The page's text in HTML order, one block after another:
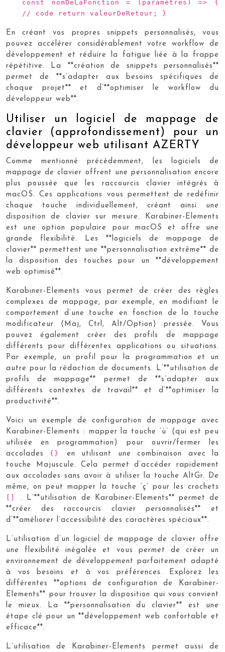
const nomDeLaFonction = (paramètres) => {
// code return valeurDeRetour; }
En créant vos propres snippets personnalisés, vous
pouvez accélérer considérablement votre workflow de
développement et réduire la fatigue liée à la frappe
répétitive. La **création de snippets personnalisés**
permet de **s’adapter aux besoins spécifiques de
chaque projet** et d’**optimiser le workflow du
développeur web**.
Utiliser un logiciel de mappage de
clavier (approfondissement) pour un
développeur web utilisant AZERTY
Comme mentionné précédemment, les logiciels de
mappage de clavier offrent une personnalisation encore
plus poussée que les raccourcis clavier intégrés à
macOS. Ces applications vous permettent de redéfinir
chaque touche individuellement, créant ainsi une
disposition de clavier sur mesure. Karabiner-Elements
est une option populaire pour macOS et offre une
grande flexibilité. Les **logiciels de mappage de
clavier** permettent une **personnalisation extrême** de
la disposition des touches pour un **développement
web optimisé**.
Karabiner-Elements vous permet de créer des règles
complexes de mappage, par exemple, en modifiant le
comportement d’une touche en fonction de la touche
modificateur (Maj, Ctrl, Alt/Option) pressée. Vous
pouvez également créer des profils de mappage
différents pour différentes applications ou situations.
Par exemple, un profil pour la programmation et un
autre pour la rédaction de documents. L’**utilisation de
profils de mappage** permet de **s’adapter aux
différents contextes de travail** et d’**optimiser la
productivité**.
Voici un exemple de configuration de mappage avec
Karabiner-Elements : mapper la touche ‘ù’ (qui est peu
utilisée en programmation) pour ouvrir/fermer les
accolades {} en utilisant une combinaison avec la
touche Majuscule. Cela permet d’accéder rapidement
aux accolades sans avoir à utiliser la touche AltGr. De
même, on peut mapper la touche ‘ç’ pour les crochets
[]. L’**utilisation de Karabiner-Elements** permet de
**créer des raccourcis clavier personnalisés** et
d’**améliorer l’accessibilité des caractères spéciaux**.
L’utilisation d’un logiciel de mappage de clavier offre
une flexibilité inégalée et vous permet de créer un
environnement de développement parfaitement adapté
à vos besoins et à vos préférences. Explorez les
différentes **options de configuration de Karabiner-
Elements** pour trouver la disposition qui vous convient
le mieux. La **personnalisation du clavier** est une
étape clé pour un **développement web confortable et
efficace**.
L’utilisation de Karabiner-Elements permet aussi de